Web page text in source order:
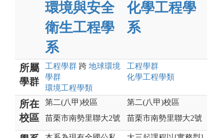
環境與安全
衛生工程學
系
化學工程學
系
所屬
學群
工程學群 跨 地球環境
學群
環境工程學類
工程學群
化學工程學類
所在
校區
第二(八甲)校區
苗栗市南勢里聯大2號
第二(八甲)校區
苗栗市南勢里聯大2號